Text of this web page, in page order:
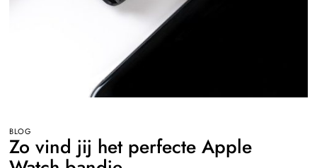
BLOG
Zo vind jij het perfecte Apple